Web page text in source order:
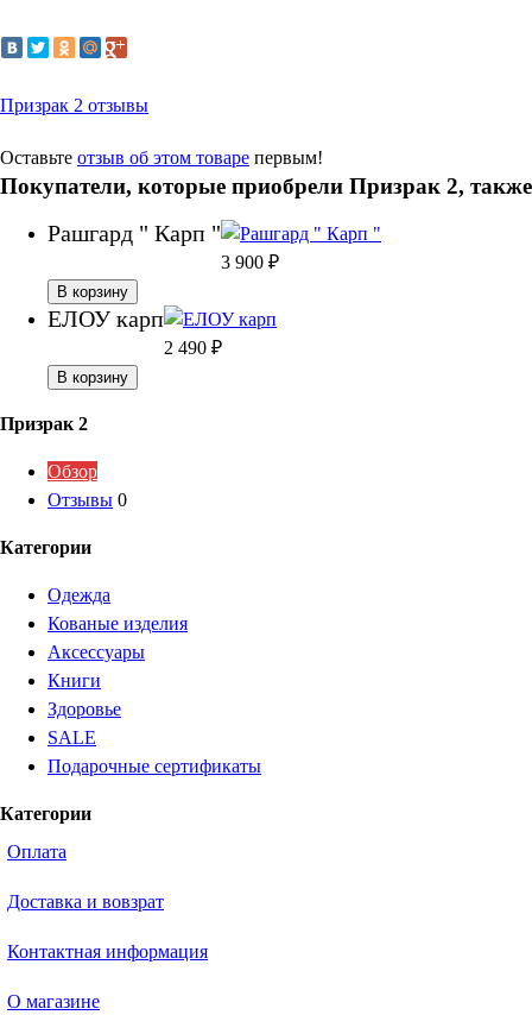
Призрак 2 отзывы
Оставьте отзыв об этом товаре первым!
Покупатели, которые приобрели Призрак 2,
Рашгард " Карп "
3 900 ₽
В корзину
ЕЛОУ карп
2 490 ₽
В корзину
Призрак 2
Обзор
Отзывы 0
Категории
Одежда
Кованые изделия
Аксессуары
Книги
Здоровье
SALE
Подарочные сертификаты
Категории
Оплата
Доставка и вовзрат
Контактная информация
О магазине